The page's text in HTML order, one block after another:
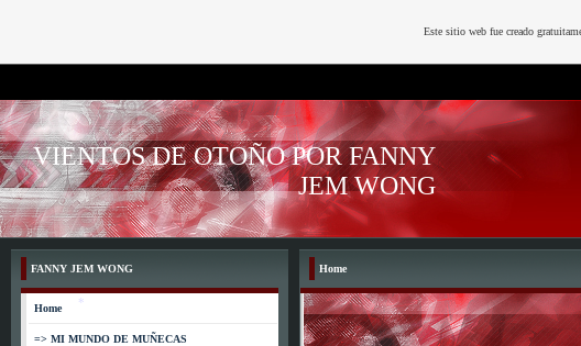
VIENTOS DE OTOÑO POR FANNY
JEM WONG
FANNY JEM WONG
Home
=> MI MUNDO DE MUÑECAS
Home
Este sitio web fue creado
*